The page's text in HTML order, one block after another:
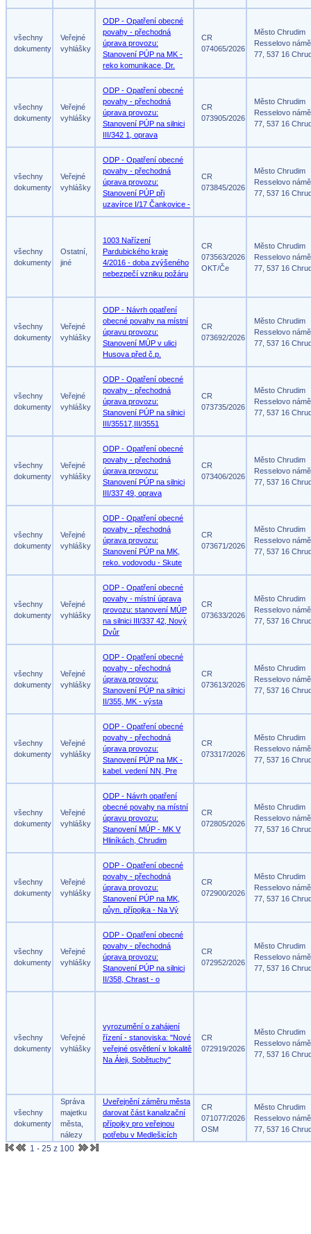
všechny
dokumenty
Veřejné
vyhlášky
ODP - Opatření obecné
povahy - přechodná
úprava provozu:
Stanovení PÚP na MK -
reko komunikace, Dr.
CR
074065/2026
Město Chrudim
Resselovo
77, 537 16
všechny
dokumenty
Veřejné
vyhlášky
ODP - Opatření obecné
povahy - přechodná
úprava provozu:
Stanovení PÚP na silnici
III/342 1, oprava
CR
073905/2026
Město Chrudim
Resselovo
77, 537 16
všechny
dokumenty
Veřejné
vyhlášky
ODP - Opatření obecné
povahy - přechodná
úprava provozu:
Stanovení PÚP při
uzavírce I/17 Čankovice -
CR
073845/2026
Město Chrudim
Resselovo
77, 537 16
všechny
dokumenty
Ostatní,
jiné
1003 Nařízení
Pardubického kraje
4/2016 - doba zvýšeného
nebezpečí vzniku požáru
CR
073563/2026
OKT/Če
Město Chrudim
Resselovo
77, 537 16
všechny
dokumenty
Veřejné
vyhlášky
ODP - Návrh opatření
obecné povahy na místní
úpravu provozu:
Stanovení MÚP v ulici
Husova před č.p.
CR
073692/2026
Město Chrudim
Resselovo
77, 537 16
všechny
dokumenty
Veřejné
vyhlášky
ODP - Opatření obecné
povahy - přechodná
úprava provozu:
Stanovení PÚP na silnici
III/35517,III/3551
CR
073735/2026
Město Chrudim
Resselovo
77, 537 16
všechny
dokumenty
Veřejné
vyhlášky
ODP - Opatření obecné
povahy - přechodná
úprava provozu:
Stanovení PÚP na silnici
III/337 49, oprava
CR
073406/2026
Město Chrudim
Resselovo
77, 537 16
všechny
dokumenty
Veřejné
vyhlášky
ODP - Opatření obecné
povahy - přechodná
úprava provozu:
Stanovení PÚP na MK,
reko. vodovodu - Skute
CR
073671/2026
Město Chrudim
Resselovo
77, 537 16
všechny
dokumenty
Veřejné
vyhlášky
ODP - Opatření obecné
povahy - místní úprava
provozu: stanovení MÚP
na silnici III/337 42, Nový
Dvůr
CR
073633/2026
Město Chrudim
Resselovo
77, 537 16
všechny
dokumenty
Veřejné
vyhlášky
ODP - Opatření obecné
povahy - přechodná
úprava provozu:
Stanovení PÚP na silnici
II/355, MK - výsta
CR
073613/2026
Město Chrudim
Resselovo
77, 537 16
všechny
dokumenty
Veřejné
vyhlášky
ODP - Opatření obecné
povahy - přechodná
úprava provozu:
Stanovení PÚP na MK -
kabel. vedení NN, Pre
CR
073317/2026
Město Chrudim
Resselovo
77, 537 16
všechny
dokumenty
Veřejné
vyhlášky
ODP - Návrh opatření
obecné povahy na místní
úpravu provozu:
Stanovení MÚP - MK V
Hliníkách, Chrudim
CR
072805/2026
Město Chrudim
Resselovo
77, 537 16
všechny
dokumenty
Veřejné
vyhlášky
ODP - Opatření obecné
povahy - přechodná
úprava provozu:
Stanovení PÚP na MK,
půyn. přípojka - Na Vý
CR
072900/2026
Město Chrudim
Resselovo
77, 537 16
všechny
dokumenty
Veřejné
vyhlášky
ODP - Opatření obecné
povahy - přechodná
úprava provozu:
Stanovení PÚP na silnici
II/358, Chrast - o
CR
072952/2026
Město Chrudim
Resselovo
77, 537 16
všechny
dokumenty
Veřejné
vyhlášky
vyrozumění o zahájení
řízení - stanoviska: "Nové
veřejné osvětlení v lokalitě
Na Áleji, Sobětuchy"
CR
072919/2026
Město Chrudim
Resselovo
77, 537 16
všechny
dokumenty
Správa
majetku
města,
nálezy
Uveřejnění záměru města
darovat část kanalizační
přípojky pro veřejnou
potřebu v Medlešicích
CR
071077/2026
OSM
Město Chrudim
Resselovo
77, 537 16
1 - 25 z 100